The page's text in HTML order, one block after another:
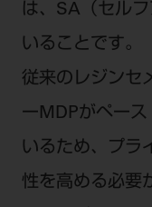
は、SA（セル
いることです。
従来のレジンセ
ーMDPがペース
いるため、プラ
性を高める必要